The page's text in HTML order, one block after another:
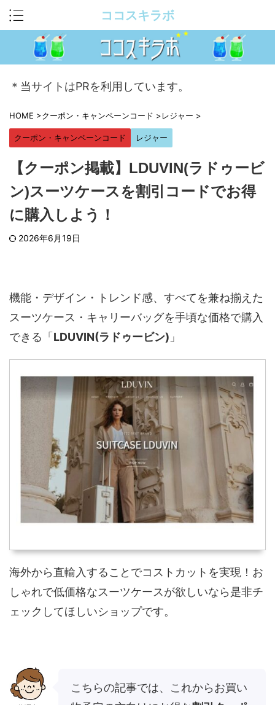
ココスキラボ
＊当サイトはPRを利用しています。
HOME >クーポン・キャンペーンコード >レジャー >
クーポン・キャンペーンコード レジャー
【クーポン掲載】LDUVIN(ラドゥービ
ン)スーツケースを割引コードでお得
に購入しよう！
2026年6月19日
機能・デザイン・トレンド感、すべてを兼ね揃えた
スーツケース・キャリーバッグを手頃な価格で購入
できる「LDUVIN(ラドゥービン) 」
海外から直輸入することでコストカットを実現！お
しゃれで低価格なスーツケースが欲しいなら是非チ
ェックしてほしいショップです。
こちらの記事では、これからお買い